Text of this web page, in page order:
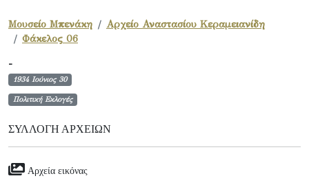
Μουσείο Μπενάκη
Αρχείο Αναστασίου Κεραμειανίδη
Φάκελος 06
-
1934 Ιούνιος 30
Πολιτική Εκλογές
ΣΥΛΛΟΓΉ ΑΡΧΕΊΩΝ
Αρχεία εικόνας